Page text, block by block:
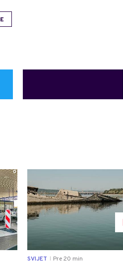
0
SVIJET Pre 20 min